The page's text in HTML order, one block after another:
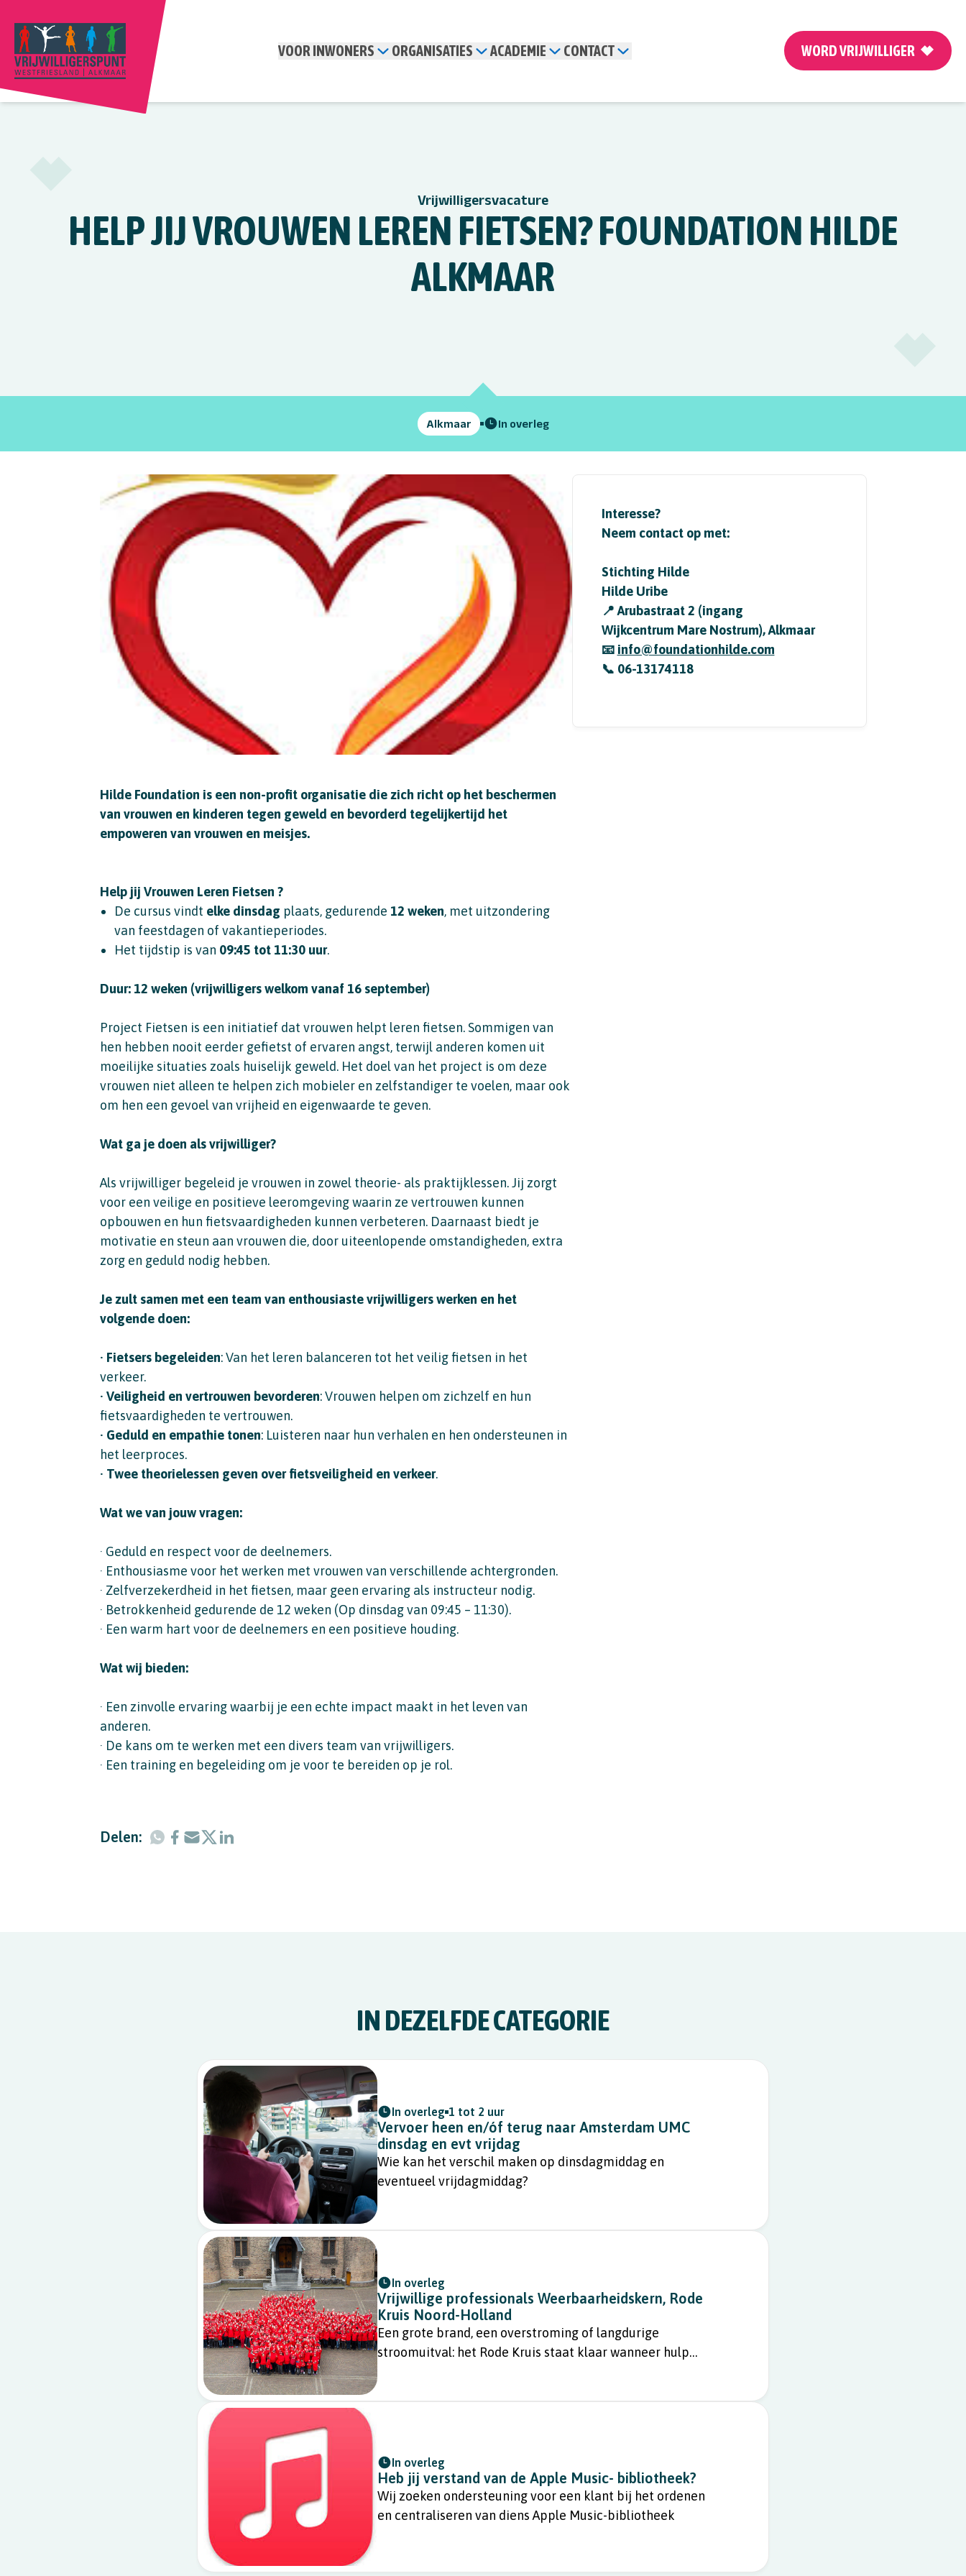
VOOR INWONERS ORGANISATIES ACADEMIE CONTACT WORD VRIJWILLIGER
Vrijwilligersvacature
HELP JIJ VROUWEN LEREN FIETSEN? FOUNDATION HILDE
ALKMAAR
Alkmaar In overleg
Hilde Foundation is een non-profit organisatie die zich richt op het beschermen
van vrouwen en kinderen tegen geweld en bevorderd tegelijkertijd het
empoweren van vrouwen en meisjes.
Help jij Vrouwen Leren Fietsen ?
De cursus vindt elke dinsdag plaats, gedurende 12 weken, met uitzondering
van feestdagen of vakantieperiodes.
Het tijdstip is van 09:45 tot 11:30 uur.
Duur: 12 weken (vrijwilligers welkom vanaf 16 september)
Project Fietsen is een initiatief dat vrouwen helpt leren fietsen. Sommigen van
hen hebben nooit eerder gefietst of ervaren angst, terwijl anderen komen uit
moeilijke situaties zoals huiselijk geweld. Het doel van het project is om deze
vrouwen niet alleen te helpen zich mobieler en zelfstandiger te voelen, maar ook
om hen een gevoel van vrijheid en eigenwaarde te geven.
Wat ga je doen als vrijwilliger?
Als vrijwilliger begeleid je vrouwen in zowel theorie- als praktijklessen. Jij zorgt
voor een veilige en positieve leeromgeving waarin ze vertrouwen kunnen
opbouwen en hun fietsvaardigheden kunnen verbeteren. Daarnaast biedt je
motivatie en steun aan vrouwen die, door uiteenlopende omstandigheden, extra
zorg en geduld nodig hebben.
Je zult samen met een team van enthousiaste vrijwilligers werken en het
volgende doen:
· Fietsers begeleiden: Van het leren balanceren tot het veilig fietsen in het
verkeer.
· Veiligheid en vertrouwen bevorderen: Vrouwen helpen om zichzelf en hun
fietsvaardigheden te vertrouwen.
· Geduld en empathie tonen: Luisteren naar hun verhalen en hen ondersteunen in
het leerproces.
· Twee theorielessen geven over fietsveiligheid en verkeer.
Wat we van jouw vragen:
· Geduld en respect voor de deelnemers.
· Enthousiasme voor het werken met vrouwen van verschillende achtergronden.
· Zelfverzekerdheid in het fietsen, maar geen ervaring als instructeur nodig.
· Betrokkenheid gedurende de 12 weken (Op dinsdag van 09:45 – 11:30).
· Een warm hart voor de deelnemers en een positieve houding.
Wat wij bieden:
· Een zinvolle ervaring waarbij je een echte impact maakt in het leven van
anderen.
· De kans om te werken met een divers team van vrijwilligers.
· Een training en begeleiding om je voor te bereiden op je rol.
Delen:
Interesse?
Neem contact op met:
Stichting Hilde
Hilde Uribe
📍 Arubastraat 2 (ingang
Wijkcentrum Mare Nostrum), Alkmaar
📧 info@foundationhilde.com
📞 06-13174118
IN DEZELFDE CATEGORIE
In overleg 1 tot 2 uur
Vervoer heen en/óf terug naar Amsterdam UMC
dinsdag en evt vrijdag
Wie kan het verschil maken op dinsdagmiddag en
eventueel vrijdagmiddag?
In overleg
Vrijwillige professionals Weerbaarheidskern, Rode
Kruis Noord-Holland
Een grote brand, een overstroming of langdurige
stroomuitval: het Rode Kruis staat klaar wanneer hulp
In overleg
Heb jij verstand van de Apple Music- bibliotheek?
Wij zoeken ondersteuning voor een klant bij het ordenen
en centraliseren van diens Apple Music-bibliotheek